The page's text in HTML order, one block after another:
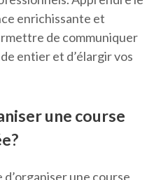
enrichissante et
de communiquer
entier et d’élargir vos
une course
une course